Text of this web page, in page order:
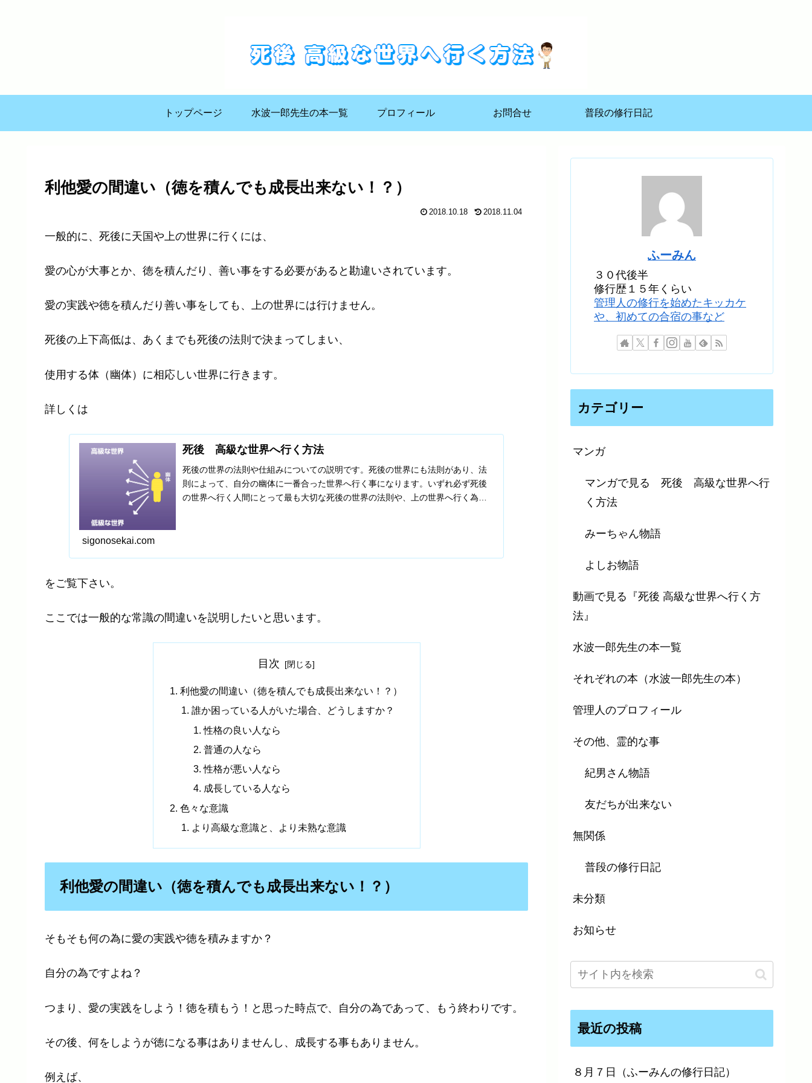
トップページ 水波一郎先生の本一覧 プロフィール お問合せ 普段の修行日記
利他愛の間違い（徳を積んでも成長出来ない！？）
2018.10.18 2018.11.04
一般的に、死後に天国や上の世界に行くには、
愛の心が大事とか、徳を積んだり、善い事をする必要があると勘違いされています。
愛の実践や徳を積んだり善い事をしても、上の世界には行けません。
死後の上下高低は、あくまでも死後の法則で決まってしまい、
使用する体（幽体）に相応しい世界に行きます。
詳しくは
死後 高級な世界へ行く方法
死後の世界の法則や仕組みについての説明です。死後の世界にも法則があり、法
則によって、自分の幽体に一番合った世界へ行く事になります。いずれ必ず死後
の世界へ行く人間にとって最も大切な死後の世界の法則や、上の世界へ行く為の
sigonosekai.com
をご覧下さい。
ここでは一般的な常識の間違いを説明したいと思います。
目次
利他愛の間違い（徳を積んでも成長出来ない！？）
誰か困っている人がいた場合、どうしますか？
性格の良い人なら
普通の人なら
性格が悪い人なら
成長している人なら
色々な意識
より高級な意識と、より未熟な意識
利他愛の間違い（徳を積んでも成長出来ない！？）
そもそも何の為に愛の実践や徳を積みますか？
自分の為ですよね？
つまり、愛の実践をしよう！徳を積もう！と思った時点で、自分の為であって、もう終わりです。
その後、何をしようが徳になる事はありませんし、成長する事もありません。
例えば、
ふーみん
３０代後半
修行歴１５年くらい
管理人の修行を始めたキッカケ
や、初めての合宿の事など
カテゴリー
マンガ
マンガで見る 死後 高級な世界へ行
く方法
みーちゃん物語
よしお物語
動画で見る『死後 高級な世界へ行く方
法』
水波一郎先生の本一覧
それぞれの本（水波一郎先生の本）
管理人のプロフィール
その他、霊的な事
紀男さん物語
友だちが出来ない
無関係
普段の修行日記
未分類
お知らせ
最近の投稿
８月７日（ふーみんの修行日記）